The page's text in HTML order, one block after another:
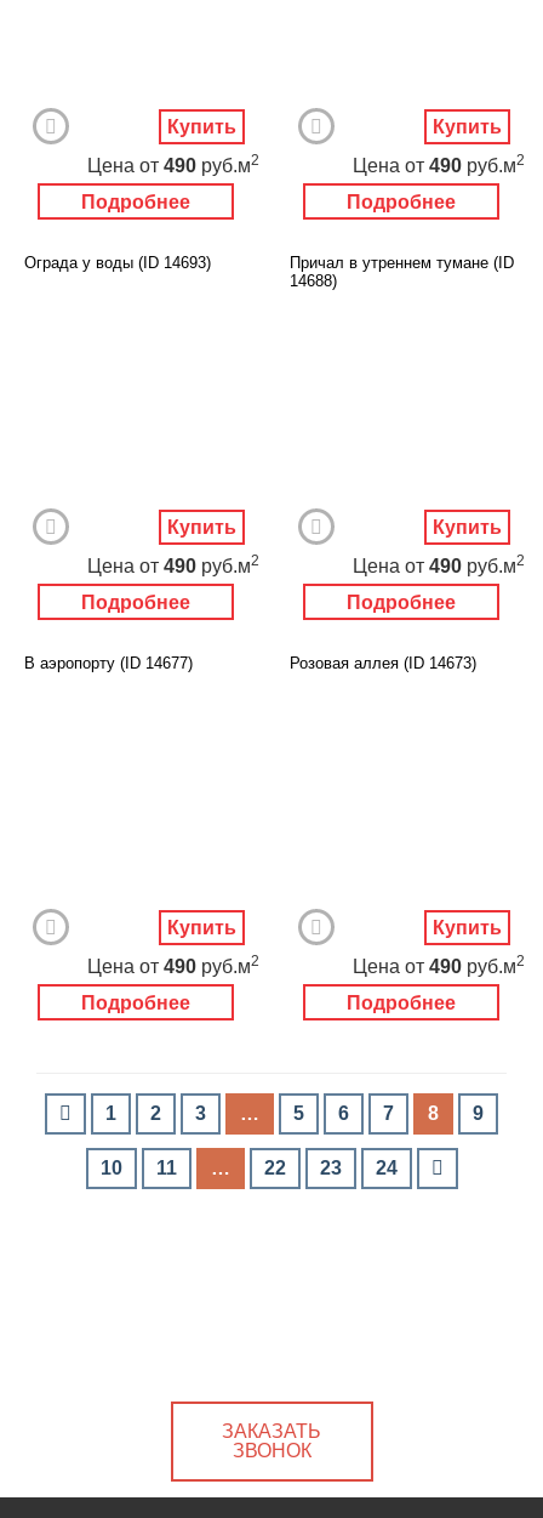
Подробнее
Цена от 490 руб.м2
Купить
Подробнее
Цена от 490 руб.м2
Купить
Ограда у воды (ID 14693)
Подробнее
Цена от 490 руб.м2
Купить
Причал в утреннем тумане (ID
14688)
Подробнее
Цена от 490 руб.м2
Купить
В аэропорту (ID 14677)
Подробнее
Цена от 490 руб.м2
Купить
Розовая аллея (ID 14673)
Подробнее
Цена от 490 руб.м2
Купить
1 2 3 … 5 6 7 8 9
10 11 … 22 23 24
ЗАКАЗАТЬ
ЗВОНОК